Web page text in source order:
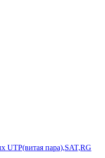
UTP(витая пара),SAT,RG